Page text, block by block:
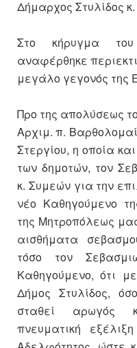
Δήμαρχος Στυλίδος κ.
Στο κήρυγμα
αναφέρθηκε
μεγάλο γεγονός της
Προ της απολύσεως
Αρχιμ. π.
Στεργίου, η οποία
των δημοτών, τον
κ. Συμεών για την
νέο Καθηγούμενο
της Μητροπόλεως
αισθήματα
τόσο τον
Καθηγούμενο, ότι
Δήμος Στυλίδος,
σταθεί αρωγός
πνευματική